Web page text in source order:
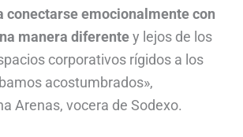
conectarse emocionalmente con
manera diferentey lejos de los
corporativos rígidos a los
acostumbrados»,
Arenas, vocera de Sodexo.